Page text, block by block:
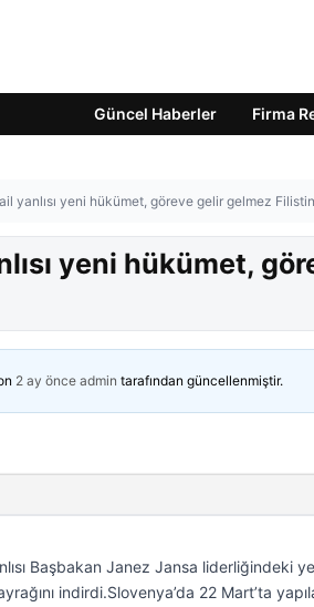
Güncel Haberler Firma
yanlısı yeni hükümet, göreve gelir gelmez
yeni hükümet,
2 ay önce admin tarafından güncellenmiştir.
Başbakan Janez Jansa liderliğindeki
indirdi.Slovenya’da 22 Mart’ta